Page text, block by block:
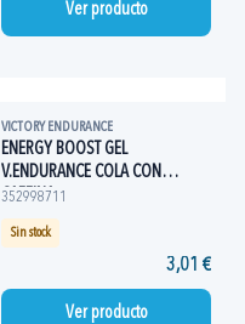
Ver producto
VICTORY ENDURANCE
ENERGY BOOST GEL
V.ENDURANCE COLA CON
CAFEINA
352998711
Sin stock
3,01 €
Ver producto